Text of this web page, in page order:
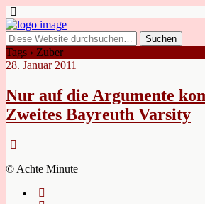
Tags › Zuber
28. Januar 2011
Nur auf die Argumente
Zweites Bayreuth Varsity
© Achte Minute